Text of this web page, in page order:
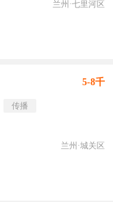
兰州·七里河区
5-8千
传播
兰州·城关区